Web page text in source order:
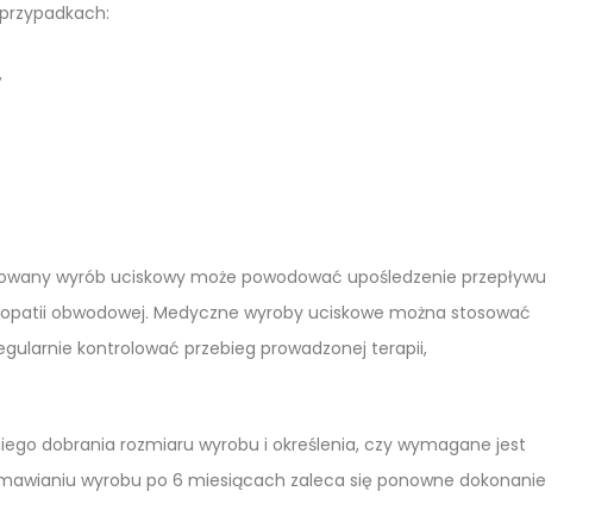
wyrób uciskowy może powodować upośledzenie przepływu
obwodowej. Medyczne wyroby uciskowe można stosować
kontrolować przebieg prowadzonej terapii,
dobrania rozmiaru wyrobu i określenia, czy wymagane jest
wyrobu po 6 miesiącach zaleca się ponowne dokonanie